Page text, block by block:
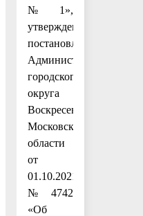
№ 1»,
утвержденный
постановлением
Администрации
городского
округа
Воскресенск
Московской
области
от
01.10.2021
№ 4742
«Об